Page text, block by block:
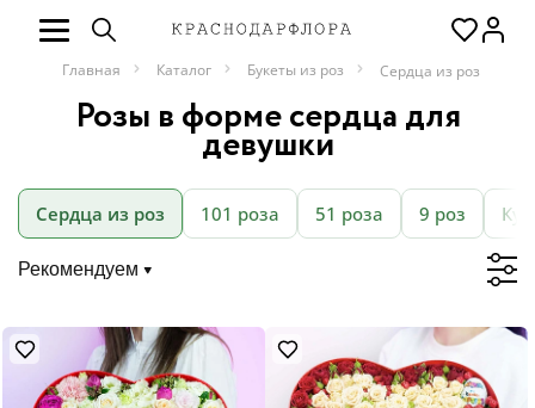
Главная Каталог Букеты из роз Сердца из роз
Розы в форме сердца для
девушки
Сердца из роз 101 роза 51 роза 9 роз
Рекомендуем